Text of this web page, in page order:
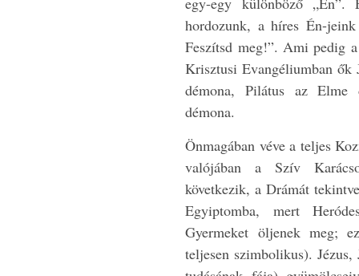
hordozunk, a híres Én-
Feszítsd meg!”. Ami pedig
Krisztusi Evangéliumban ők
démona, Pilátus az Elme
démona.
Önmagában véve a teljes
valójában a Szív
következik, a Drámát
Egyiptomba, mert
Gyermeket öljenek meg;
teljesen szimbolikus).